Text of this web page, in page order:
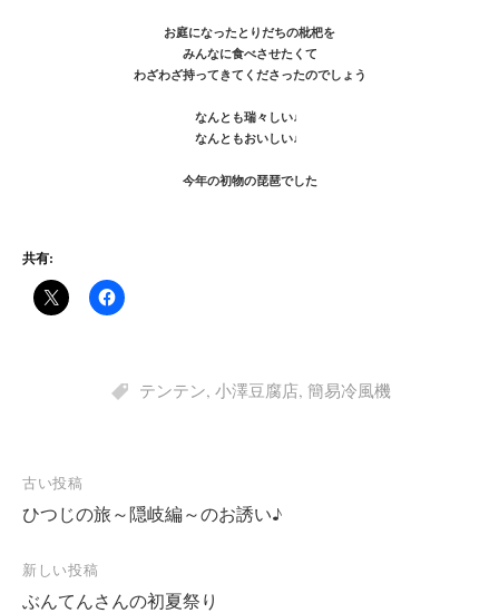
お庭になったとりだちの枇杷を
みんなに食べさせたくて
わざわざ持ってきてくださったのでしょう
なんとも瑞々しい♩
なんともおいしい♩
今年の初物の琵琶でした
共有:
テンテン, 小澤豆腐店, 簡易冷風機
投
稿
ナ
ビ
古い投稿
ひつじの旅～隠岐編～のお誘い♪
新しい投稿
ぶんてんさんの初夏祭り